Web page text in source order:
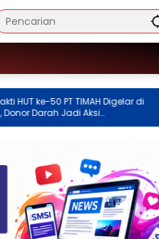
TIMAH Digelar di
Aksi
Sesama
PRI
HUT